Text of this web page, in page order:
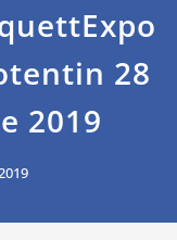
28
2019